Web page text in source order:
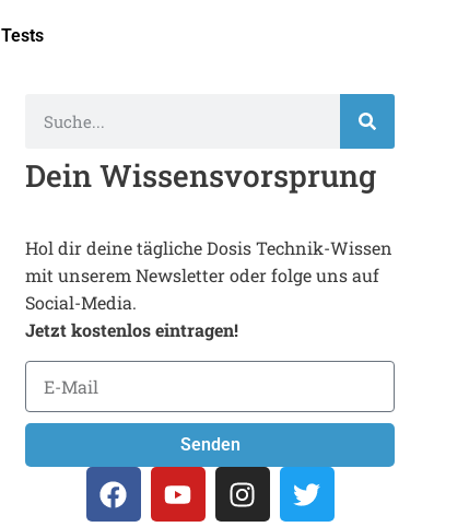
Tests
Dein Wissensvorsprung
Hol dir deine tägliche Dosis Technik-Wissen
mit unserem Newsletter oder folge uns auf
Social-Media.
Jetzt kostenlos eintragen!
Senden